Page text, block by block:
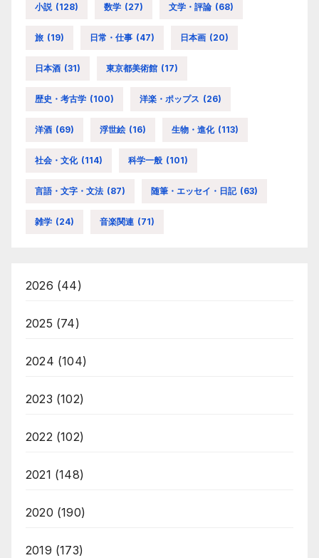
小説 (128) 数学 (27) 文学・評論 (68)
旅 (19) 日常・仕事 (47) 日本画 (20)
日本酒 (31) 東京都美術館 (17)
歴史・考古学 (100) 洋楽・ポップス (26)
洋酒 (69) 浮世絵 (16) 生物・進化 (113)
社会・文化 (114) 科学一般 (101)
言語・文字・文法 (87) 随筆・エッセイ・日記 (63)
雑学 (24) 音楽関連 (71)
2026 (44)
2025 (74)
2024 (104)
2023 (102)
2022 (102)
2021 (148)
2020 (190)
2019 (173)